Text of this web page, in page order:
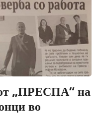
„ПРЕСПА“ на
во